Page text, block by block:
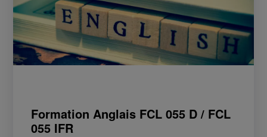
Formation Anglais FCL 055 D / FCL
055 IFR